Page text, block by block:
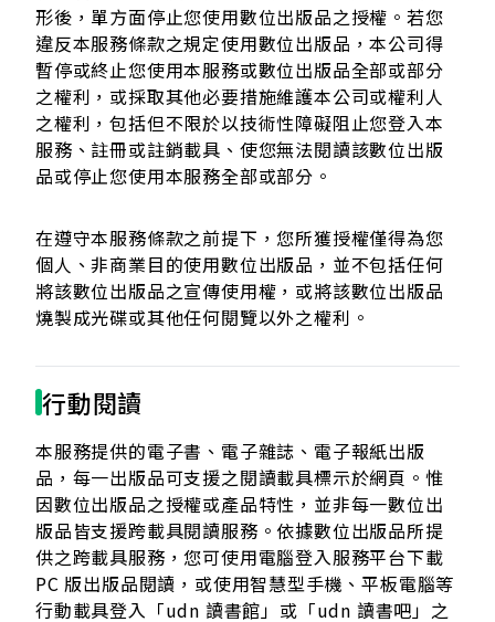
形後，單方面停止您使用數位出版品之授權。若您
違反本服務條款之規定使用數位出版品，本公司得
暫停或終止您使用本服務或數位出版品全部或部分
之權利，或採取其他必要措施維護本公司或權利人
之權利，包括但不限於以技術性障礙阻止您登入本
服務、註冊或註銷載具、使您無法閱讀該數位出版
品或停止您使用本服務全部或部分。
在遵守本服務條款之前提下，您所獲授權僅得為您
個人、非商業目的使用數位出版品，並不包括任何
將該數位出版品之宣傳使用權，或將該數位出版品
燒製成光碟或其他任何閱覽以外之權利。
行動閱讀
本服務提供的電子書、電子雜誌、電子報紙出版
品，每一出版品可支援之閱讀載具標示於網頁。惟
因數位出版品之授權或產品特性，並非每一數位出
版品皆支援跨載具閱讀服務。依據數位出版品所提
供之跨載具服務，您可使用電腦登入服務平台下載
PC 版出版品閱讀，或使用智慧型手機、平板電腦等
行動載具登入「udn 讀書館」或「udn 讀書吧」之